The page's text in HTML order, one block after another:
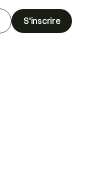
S'inscrire